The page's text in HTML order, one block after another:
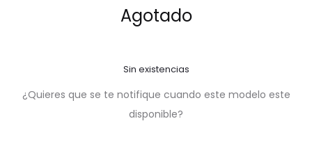
Agotado
Sin existencias
¿Quieres que se te notifique cuando este modelo este
disponible?